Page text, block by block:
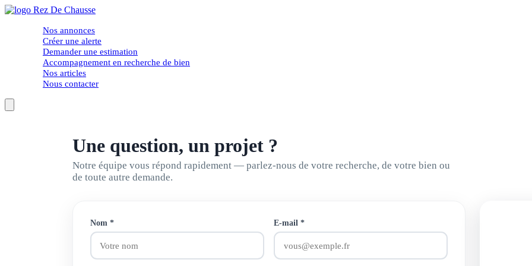
Nos annonces
Créer une alerte
Demander une estimation
Accompagnement en recherche de bien
Nos articles
Nous contacter
Une question, un projet ?
Notre équipe vous répond rapidement — parlez-nous de votre recherche, de votre bien ou
de toute autre demande.
Nom * E-mail*